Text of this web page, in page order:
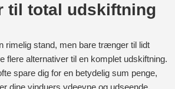
til total udskiftning
rimelig stand, men bare trænger til lidt
alternativer til en komplet udskiftning.
spare dig for en betydelig sum penge,
dine vinduers ydeevne og udseende.